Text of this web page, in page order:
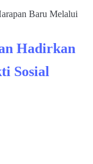
Hadirkan
Sosial